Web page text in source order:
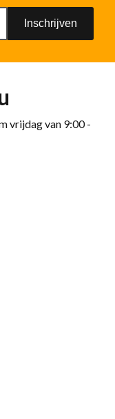
Inschrijven
vrijdag van 9:00 -